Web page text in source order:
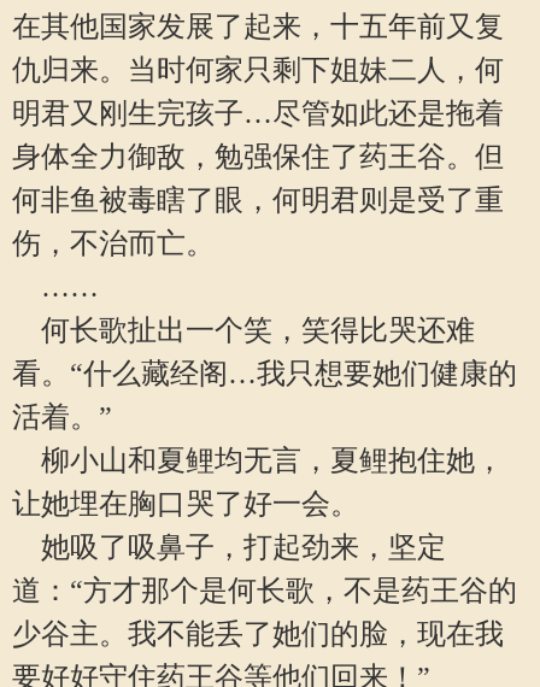
在其他国家发展了起来，十五年前又复
仇归来。当时何家只剩下姐妹二人，何
明君又刚生完孩子…尽管如此还是拖着
身体全力御敌，勉强保住了药王谷。但
何非鱼被毒瞎了眼，何明君则是受了重
伤，不治而亡。
……
何长歌扯出一个笑，笑得比哭还难
看。“什么藏经阁…我只想要她们健康的
活着。”
柳小山和夏鲤均无言，夏鲤抱住她，
让她埋在胸口哭了好一会。
她吸了吸鼻子，打起劲来，坚定
道：“方才那个是何长歌，不是药王谷的
少谷主。我不能丢了她们的脸，现在我
要好好守住药王谷等他们回来！”